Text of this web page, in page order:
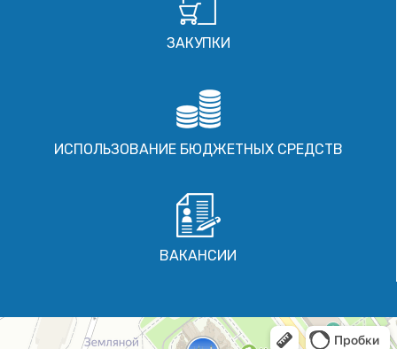
ЗАКУПКИ
ИСПОЛЬЗОВАНИЕ БЮДЖЕТНЫХ СРЕДСТВ
ВАКАНСИИ